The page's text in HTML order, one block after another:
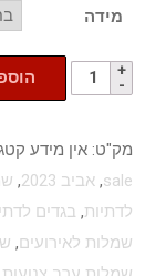
מידה
מק"ט: אין מידע
sale
, אביב 2023 ,
לדתיות, בגדים
שמלות לאירועים,